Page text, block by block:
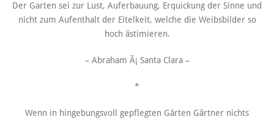
Der Garten sei zur Lust, Auferbauung, Erquickung der Sinne und
nicht zum Aufenthalt der Eitelkeit, welche die Weibsbilder so
hoch ästimieren.
– Abraham Ã¡ Santa Clara –
*
Wenn in hingebungsvoll gepflegten Gärten Gärtner nichts